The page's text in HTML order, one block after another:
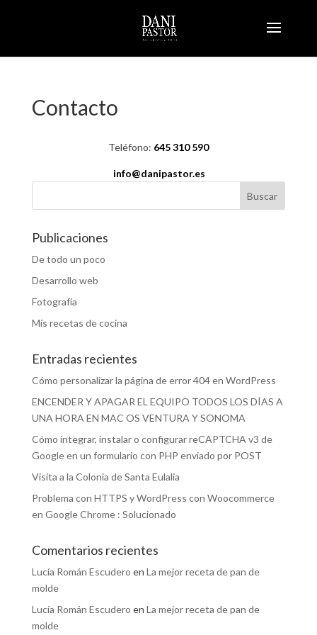
Contacto
Teléfono: 645 310 590
info@danipastor.es
Publicaciones
De todo un poco
Desarrollo web
Fotografía
Mis recetas de cocina
Entradas recientes
Cómo personalizar la página de error 404 en WordPress
ENCENDER Y APAGAR EL EQUIPO TODOS LOS DÍAS A
UNA HORA EN MAC OS VENTURA Y SONOMA
Cómo integrar, instalar o configurar reCAPTCHA v3 de
Google en un formulario con PHP enviado por POST
Visita a la Colonia de Santa Eulalia
Problema con HTTPS y WordPress con Woocommerce
en Google Chrome : Solucionado
Comentarios recientes
Lucía Román Escudero en La mejor receta de pan de
molde
Lucía Román Escudero en La mejor receta de pan de
molde